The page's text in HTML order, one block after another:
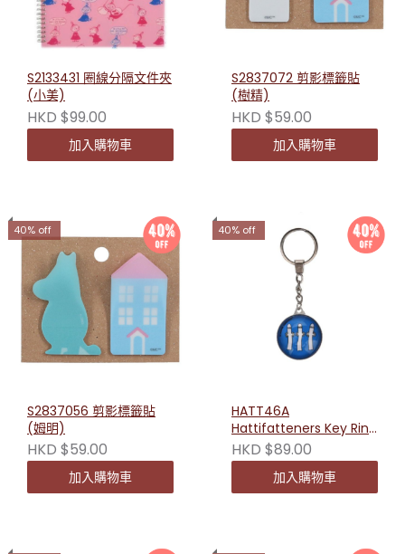
S2133431 圈線分隔文件夾
(小美)
HKD $99.00
加入購物車
S2837072 剪影標籤貼
(樹精)
HKD $59.00
加入購物車
40% off
S2837056 剪影標籤貼
(姆明)
HKD $59.00
加入購物車
40% off
HATT46A
Hattifatteners Key Ring
-Blue
HKD $89.00
加入購物車